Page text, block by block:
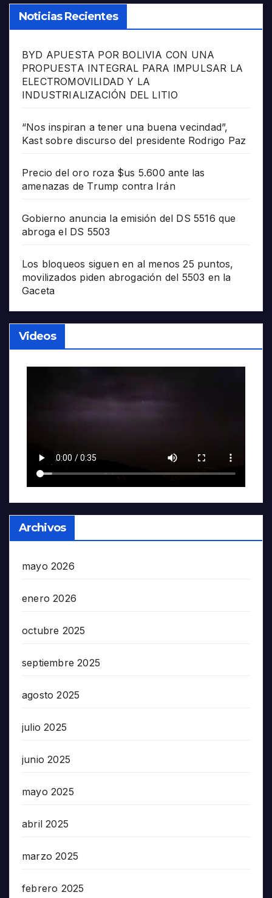
Noticias Recientes
BYD APUESTA POR BOLIVIA CON UNA
PROPUESTA INTEGRAL PARA IMPULSAR LA
ELECTROMOVILIDAD Y LA
INDUSTRIALIZACIÓN DEL LITIO
“Nos inspiran a tener una buena vecindad”,
Kast sobre discurso del presidente Rodrigo Paz
Precio del oro roza $us 5.600 ante las
amenazas de Trump contra Irán
Gobierno anuncia la emisión del DS 5516 que
abroga el DS 5503
Los bloqueos siguen en al menos 25 puntos,
movilizados piden abrogación del 5503 en la
Gaceta
Videos
Archivos
mayo 2026
enero 2026
octubre 2025
septiembre 2025
agosto 2025
julio 2025
junio 2025
mayo 2025
abril 2025
marzo 2025
febrero 2025